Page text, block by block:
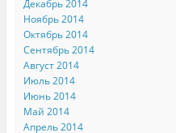
Декабрь 2014
Ноябрь 2014
Октябрь 2014
Сентябрь 2014
Август 2014
Июль 2014
Июнь 2014
Май 2014
Апрель 2014